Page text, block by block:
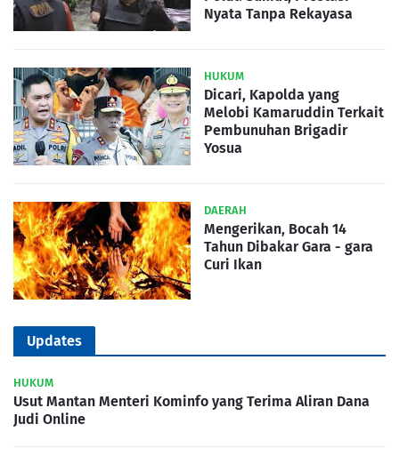
Nyata Tanpa Rekayasa
HUKUM
Dicari, Kapolda yang
Melobi Kamaruddin Terkait
Pembunuhan Brigadir
Yosua
DAERAH
Mengerikan, Bocah 14
Tahun Dibakar Gara - gara
Curi Ikan
Updates
HUKUM
Usut Mantan Menteri Kominfo yang Terima Aliran Dana
Judi Online